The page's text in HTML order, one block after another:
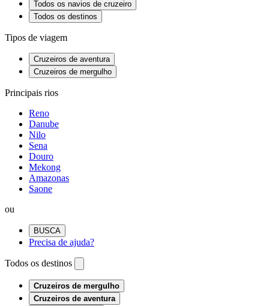
Todos os navios de cruzeiro
Todos os destinos
Tipos de viagem
Cruzeiros de aventura
Cruzeiros de mergulho
Principais rios
Reno
Danube
Nilo
Sena
Douro
Mekong
Amazonas
Saone
ou
BUSCA
Precisa de ajuda?
Todos os destinos
Cruzeiros de mergulho
Cruzeiros de aventura